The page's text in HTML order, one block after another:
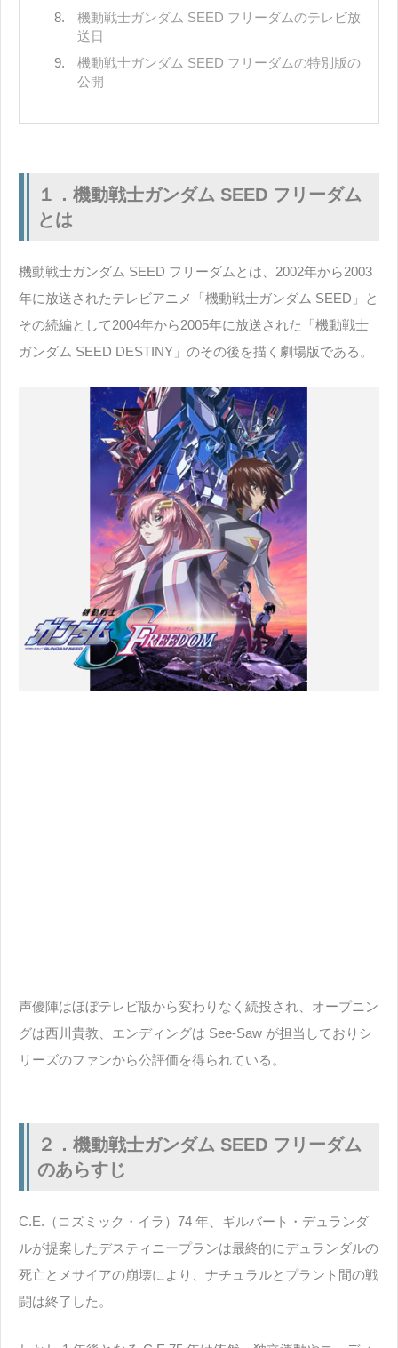
機動戦士ガンダム SEED フリーダムのテレビ放
送日
機動戦士ガンダム SEED フリーダムの特別版の
公開
１．機動戦士ガンダム SEED フリーダム
とは
機動戦士ガンダム SEED フリーダムとは、2002年から2003
年に放送されたテレビアニメ「機動戦士ガンダム SEED」と
その続編として2004年から2005年に放送された「機動戦士
ガンダム SEED DESTINY」のその後を描く劇場版である。
声優陣はほぼテレビ版から変わりなく続投され、オープニン
グは西川貴教、エンディングは See-Saw が担当しておりシ
リーズのファンから公評価を得られている。
２．機動戦士ガンダム SEED フリーダム
のあらすじ
C.E.（コズミック・イラ）74 年、ギルバート・デュランダ
ルが提案したデスティニープランは最終的にデュランダルの
死亡とメサイアの崩壊により、ナチュラルとプラント間の戦
闘は終了した。